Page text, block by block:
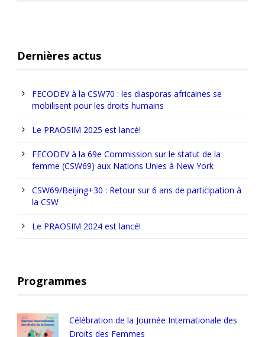
Dernières actus
FECODEV à la CSW70 : les diasporas africaines se
mobilisent pour les droits humains
Le PRAOSIM 2025 est lancé!
FECODEV à la 69e Commission sur le statut de la
femme (CSW69) aux Nations Unies à New York
CSW69/Beijing+30 : Retour sur 6 ans de participation à
la CSW
Le PRAOSIM 2024 est lancé!
Programmes
Célébration de la Journée Internationale des
Droits des Femmes